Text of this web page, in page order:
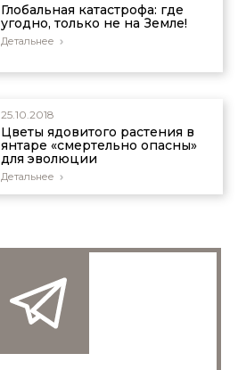
Глобальная катастрофа: где
угодно, только не на Земле!
Детальнее
25.10.2018
Цветы ядовитого растения в
янтаре «смертельно опасны»
для эволюции
Детальнее